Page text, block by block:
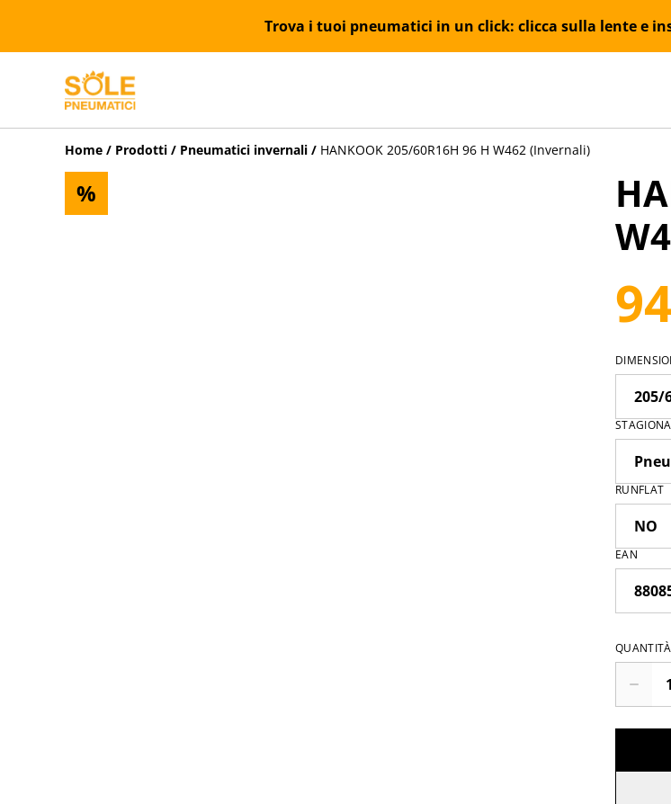
Trova i tuoi pneumatici in un click: clicca sulla lente e
Home / Prodotti / Pneumatici invernali / HANKOOK 205/60R16H 96 H W462 (Invernali)
%
RUNFLAT
EAN
QUANTITÀ